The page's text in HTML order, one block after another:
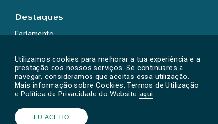
Utilizamos cookies para melhorar a tua experiência e a
prestação dos nossos serviços. Se continuares a
navegar, consideramos que aceitas essa utilização.
Mais informação sobre Cookies, Termos de Utilização
e Política de Privacidade do Website aqui.
EU ACEITO
Destaques
Parlamento